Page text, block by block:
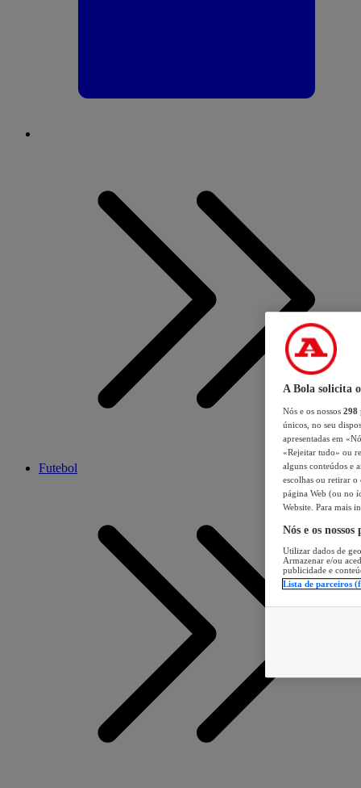
Futebol
A Bola solicita
Nós e os nossos 298
únicos, no seu
apresentadas em
«Rejeitar tudo» ou
alguns conteúdos e
escolhas ou retirar
página Web (ou no
Website. Para mais
Nós e os
Utilizar dados de
Armazenar e/ou
publicidade e
Lista de parceiros